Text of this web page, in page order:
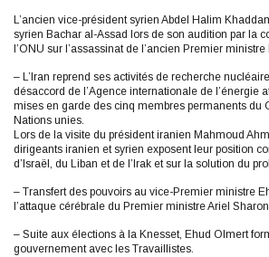
L’ancien vice-président syrien Abdel Halim
syrien Bachar al-Assad lors de son audition par la
l’ONU sur l’assassinat de l’ancien Premier
– L’Iran reprend ses activités de recherche
désaccord de l’Agence internationale de l’énergie
mises en garde des cinq membres permanents du
Nations unies.
Lors de la visite du président iranien Mahmoud
dirigeants iranien et syrien exposent leur position
d’Israël, du Liban et de l’Irak et sur la solution du
– Transfert des pouvoirs au vice-Premier ministre
l’attaque cérébrale du Premier ministre Ariel
– Suite aux élections à la Knesset, Ehud Olmert
gouvernement avec les Travaillistes.